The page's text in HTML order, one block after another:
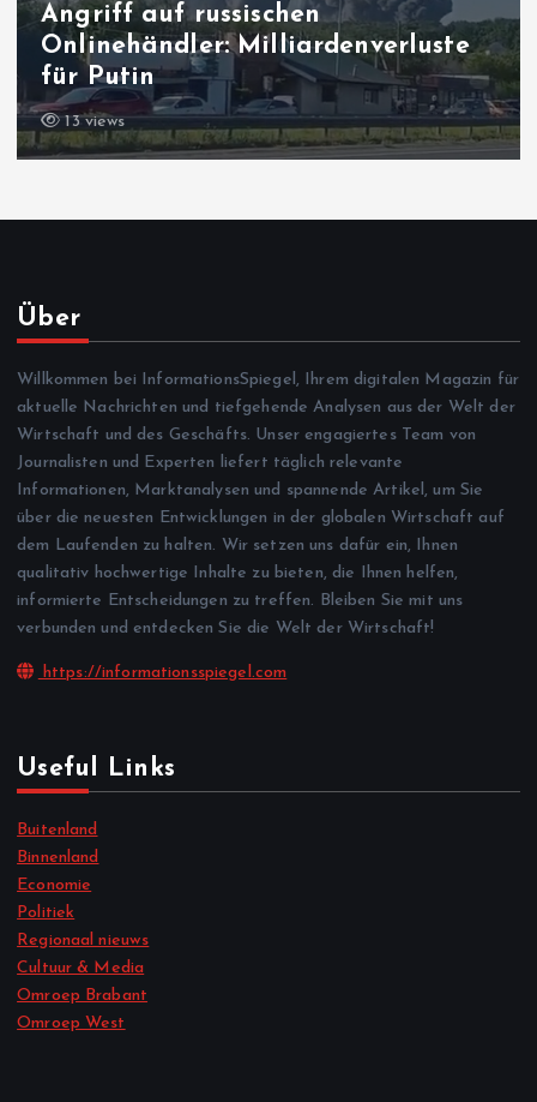
Angriff auf russischen
Onlinehändler: Milliardenverluste
für Putin
13 views
Über
Willkommen bei InformationsSpiegel, Ihrem digitalen Magazin für
aktuelle Nachrichten und tiefgehende Analysen aus der Welt der
Wirtschaft und des Geschäfts. Unser engagiertes Team von
Journalisten und Experten liefert täglich relevante
Informationen, Marktanalysen und spannende Artikel, um Sie
über die neuesten Entwicklungen in der globalen Wirtschaft auf
dem Laufenden zu halten. Wir setzen uns dafür ein, Ihnen
qualitativ hochwertige Inhalte zu bieten, die Ihnen helfen,
informierte Entscheidungen zu treffen. Bleiben Sie mit uns
verbunden und entdecken Sie die Welt der Wirtschaft!
https://informationsspiegel.com
Useful Links
Buitenland
Binnenland
Economie
Politiek
Regionaal nieuws
Cultuur & Media
Omroep Brabant
Omroep West